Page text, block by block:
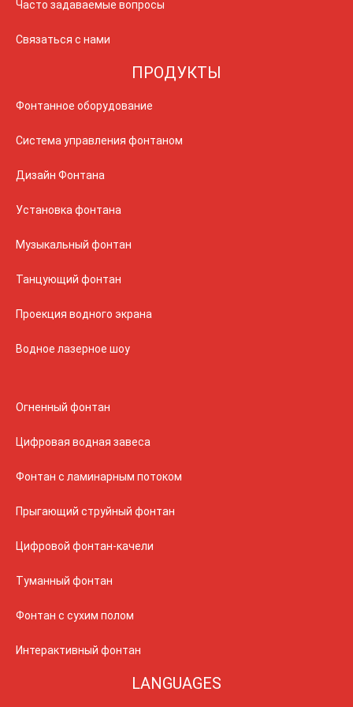
Часто задаваемые вопросы
Связаться с нами
ПРОДУКТЫ
Фонтанное оборудование
Система управления фонтаном
Дизайн Фонтана
Установка фонтана
Музыкальный фонтан
Танцующий фонтан
Проекция водного экрана
Водное лазерное шоу
Огненный фонтан
Цифровая водная завеса
Фонтан с ламинарным потоком
Прыгающий струйный фонтан
Цифровой фонтан-качели
Туманный фонтан
Фонтан с сухим полом
Интерактивный фонтан
LANGUAGES